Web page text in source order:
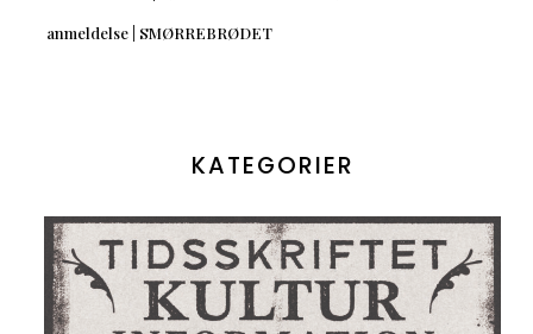
anmeldelse | SMØRREBRØDET
KATEGORIER